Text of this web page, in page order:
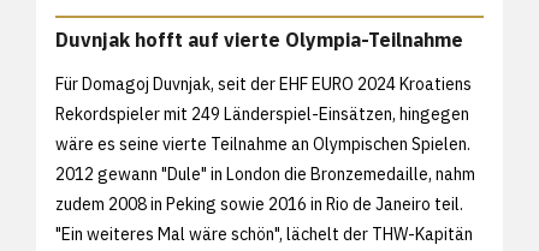
Duvnjak hofft auf vierte Olympia-Teilnahme
Für Domagoj Duvnjak, seit der EHF EURO 2024 Kroatiens
Rekordspieler mit 249 Länderspiel-Einsätzen, hingegen
wäre es seine vierte Teilnahme an Olympischen Spielen.
2012 gewann "Dule" in London die Bronzemedaille, nahm
zudem 2008 in Peking sowie 2016 in Rio de Janeiro teil.
"Ein weiteres Mal wäre schön", lächelt der THW-Kapitän